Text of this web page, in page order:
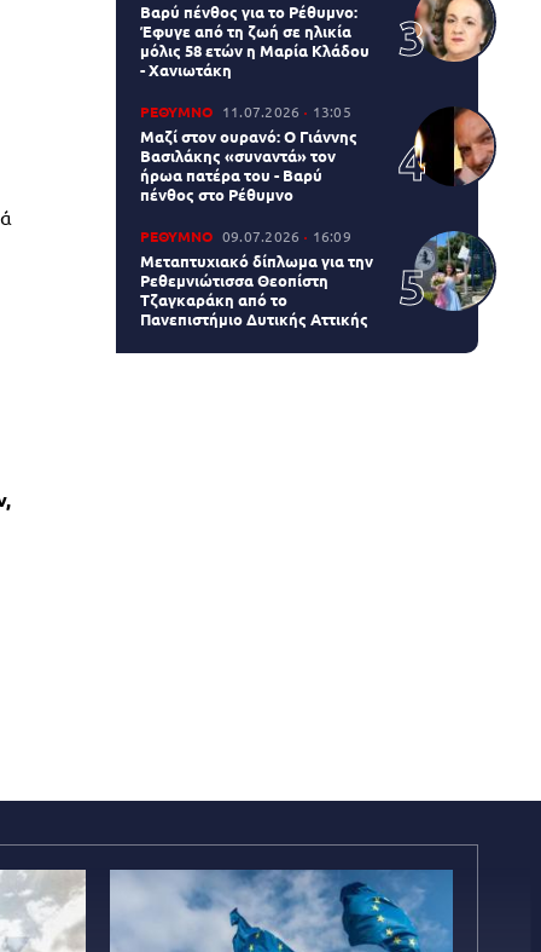
Βαρύ πένθος για το Ρέθυμνο:
Έφυγε από τη ζωή σε ηλικία
μόλις 58 ετών η Μαρία Κλάδου
- Χανιωτάκη
ΡΕΘΥΜΝΟ 11.07.2026 13:05
Μαζί στον ουρανό: Ο Γιάννης
Βασιλάκης «συναντά» τον
ήρωα πατέρα του - Βαρύ
πένθος στο Ρέθυμνο
ΡΕΘΥΜΝΟ 09.07.2026 16:09
Μεταπτυχιακό δίπλωμα για την
Ρεθεμνιώτισσα Θεοπίστη
Τζαγκαράκη από το
Πανεπιστήμιο Δυτικής Αττικής